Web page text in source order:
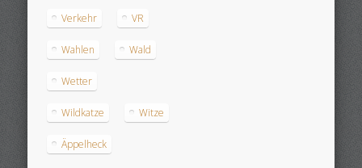
Verkehr VR
Wahlen Wald
Wetter
Wildkatze Witze
Äppelheck